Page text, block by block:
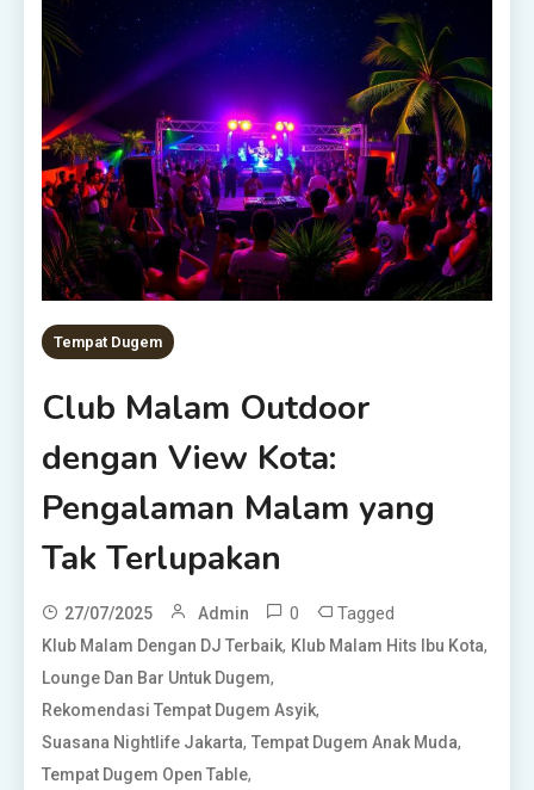
Tempat Dugem
Club Malam Outdoor
dengan View Kota:
Pengalaman Malam yang
Tak Terlupakan
27/07/2025 Admin 0 Tagged
Klub Malam Dengan DJ Terbaik, Klub Malam Hits Ibu Kota,
Lounge Dan Bar Untuk Dugem,
Rekomendasi Tempat Dugem Asyik,
Suasana Nightlife Jakarta,Tempat Dugem Anak Muda,
Tempat Dugem Open Table,